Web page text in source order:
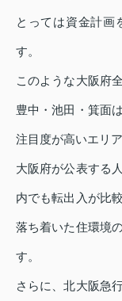
とっては資金計画
す。
このような大阪府
豊中・池田・箕面
注目度が高いエリ
大阪府が公表する
内でも転出入が比
落ち着いた住環境
す。
さらに、北大阪急